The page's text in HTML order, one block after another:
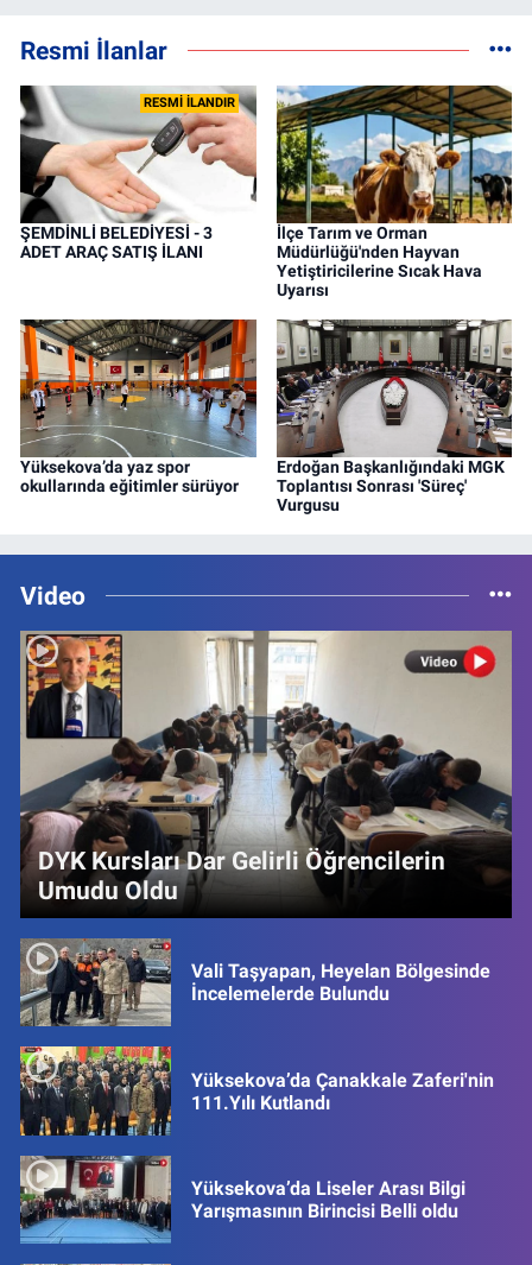
Resmi İlanlar
RESMİ İLANDIR
ŞEMDİNLİ BELEDİYESİ - 3
ADET ARAÇ SATIŞ İLANI
İlçe Tarım ve Orman
Müdürlüğü'nden Hayvan
Yetiştiricilerine Sıcak Hava
Uyarısı
Yüksekova’da yaz spor
okullarında eğitimler sürüyor
Erdoğan Başkanlığındaki MGK
Toplantısı Sonrası 'Süreç'
Vurgusu
Video
DYK Kursları Dar Gelirli Öğrencilerin
Umudu Oldu
Vali Taşyapan, Heyelan Bölgesinde
İncelemelerde Bulundu
Yüksekova’da Çanakkale Zaferi'nin
111.Yılı Kutlandı
Yüksekova’da Liseler Arası Bilgi
Yarışmasının Birincisi Belli oldu